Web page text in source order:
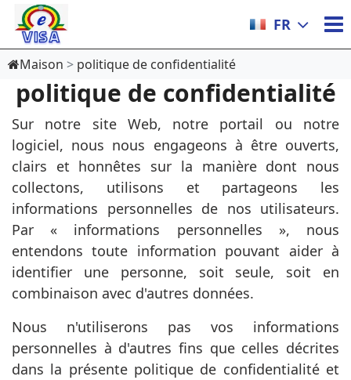
FR
Maison politique de confidentialité
politique de confidentialité
Sur notre site Web, notre portail ou notre
logiciel, nous nous engageons à être ouverts,
clairs et honnêtes sur la manière dont nous
collectons, utilisons et partageons les
informations personnelles de nos utilisateurs.
Par « informations personnelles », nous
entendons toute information pouvant aider à
identifier une personne, soit seule, soit en
combinaison avec d'autres données.
Nous n'utiliserons pas vos informations
personnelles à d'autres fins que celles décrites
dans la présente politique de confidentialité et